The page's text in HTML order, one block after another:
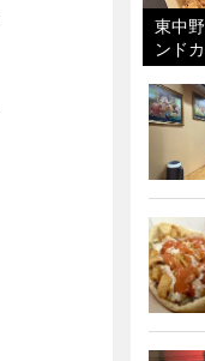
東中
ンド